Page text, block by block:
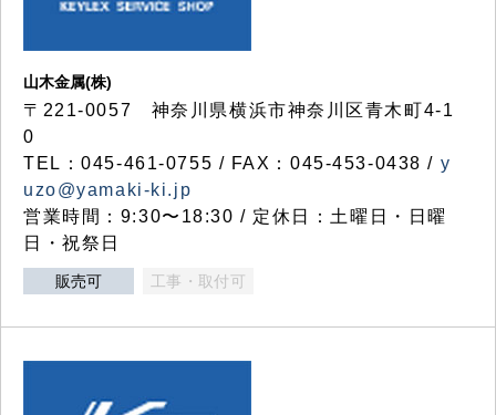
山木金属(株)
〒221-0057 神奈川県横浜市神奈川区青木町4-1
0
TEL：045-461-0755 / FAX：045-453-0438 / y
uzo@yamaki-ki.jp
営業時間：9:30〜18:30 / 定休日：土曜日・日曜
日・祝祭日
販売可 工事・取付可